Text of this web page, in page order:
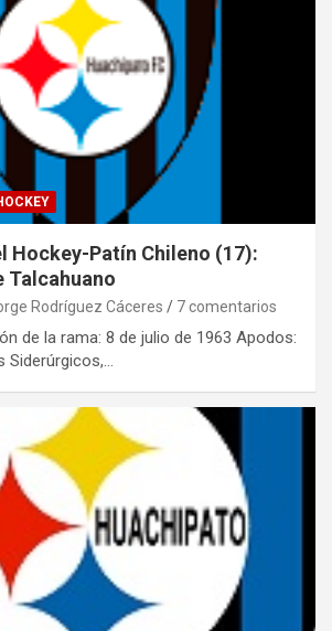
Hockey-Patín Chileno (17):
Talcahuano
Rodríguez Cáceres 7 comentarios
de la rama: 8 de julio de 1963 Apodos:
Siderúrgicos,…